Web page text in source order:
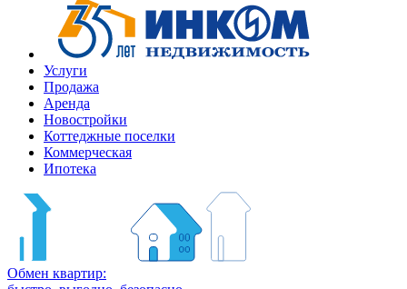
Услуги
Продажа
Аренда
Новостройки
Коттеджные поселки
Коммерческая
Ипотека
Обмен квартир: